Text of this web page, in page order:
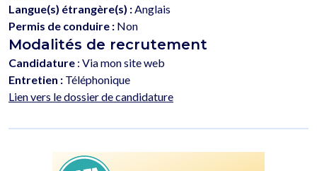
Langue(s) étrangère(s) :Anglais
Permis de conduire : Non
Modalités de recrutement
Candidature : Via mon site web
Entretien : Téléphonique
Lien vers le dossier de candidature